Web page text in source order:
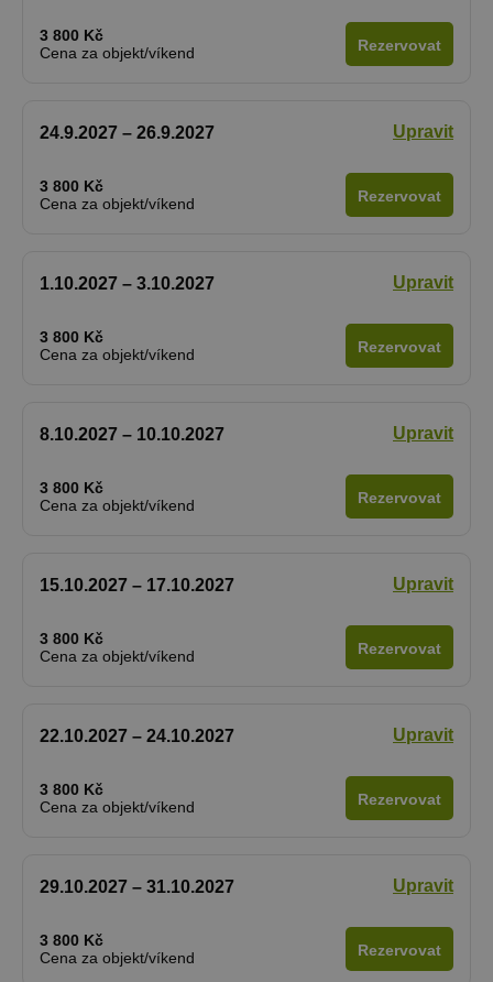
3 800 Kč
Cena za objekt/víkend
Rezervovat
24.9.2027 – 26.9.2027 Upravit
3 800 Kč
Cena za objekt/víkend
Rezervovat
1.10.2027 – 3.10.2027 Upravit
3 800 Kč
Cena za objekt/víkend
Rezervovat
8.10.2027 – 10.10.2027 Upravit
3 800 Kč
Cena za objekt/víkend
Rezervovat
15.10.2027 – 17.10.2027 Upravit
3 800 Kč
Cena za objekt/víkend
Rezervovat
22.10.2027 – 24.10.2027 Upravit
3 800 Kč
Cena za objekt/víkend
Rezervovat
29.10.2027 – 31.10.2027 Upravit
3 800 Kč
Cena za objekt/víkend
Rezervovat